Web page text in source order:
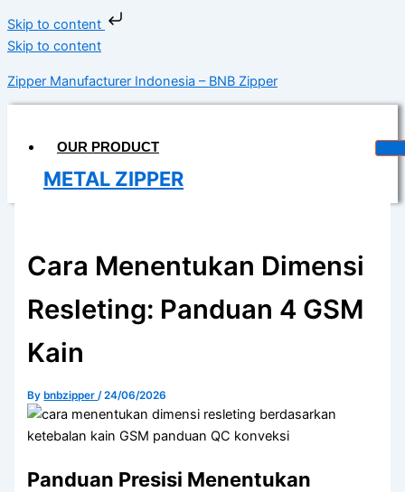
Skip to content
Skip to content
Zipper Manufacturer Indonesia – BNB Zipper
OUR PRODUCT
METAL ZIPPER
COIL ZIPPER
WATERPROOF ZIPPER
MAGIC TAPE
LONGCHAIN
SLIDER
Cara Menentukan Dimensi
Resleting: Panduan 4 GSM
Kain
Bybnbzipper/24/06/2026
Panduan Presisi Menentukan